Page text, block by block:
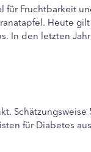
für Fruchtbarkeit
Heute
In den letzten
für Diabetes